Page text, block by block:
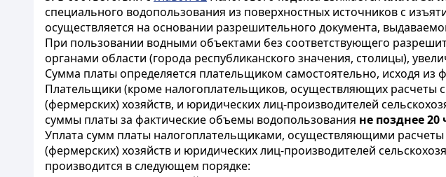
специального водопользования из поверхностных источников с
осуществляется на основании разрешительного документа,
При пользовании водными объектами без соответствующего
органами области (города республиканского значения, столицы),
Сумма платы определяется плательщиком самостоятельно, исходя из
Плательщики (кроме налогоплательщиков, осуществляющих расчеты
(фермерских) хозяйств, и юридических лиц-производителей
суммы платы за фактические объемы водопользования не позднее
Уплата сумм платы налогоплательщиками, осуществляющими
(фермерских) хозяйств и юридических лиц-производителей
производится в следующем порядке: